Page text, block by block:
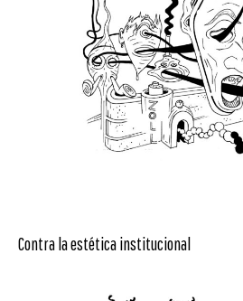
Contra la estética institucional